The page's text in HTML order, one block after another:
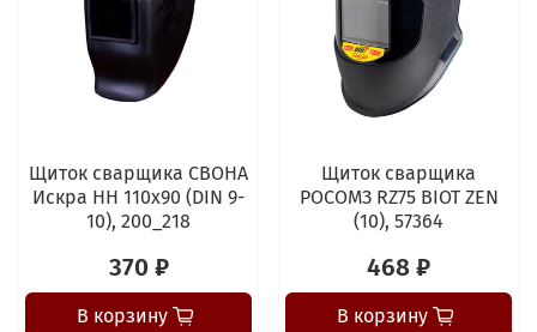
Щиток сварщика СВОНА
Искра НН 110х90 (DIN 9-
10), 200_218
370 ₽
В корзину
Щиток сварщика
РОСОМЗ RZ75 BIOT ZEN
(10), 57364
468 ₽
В корзину